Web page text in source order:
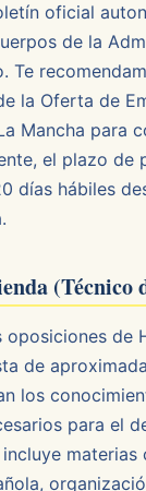
oficial
de la
Te
la Oferta de
Mancha para
el plazo de
días hábiles
(Técnico
oposiciones de
de
los
para el
materias